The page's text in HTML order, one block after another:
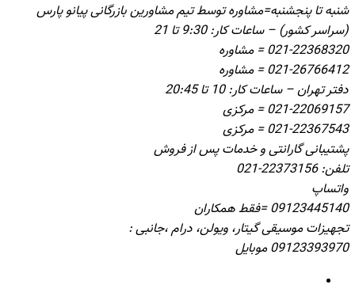
شنبه تا پنجشنبه=مشاوره توسط تیم مشاورین بازرگانی پیانو پارس
(سراسر کشور) – ساعات کار: 9:30 تا 21
021-22368320 = مشاوره
021-26766412 = مشاوره
دفتر تهران – ساعات کار: 10 تا 20:45
021-22069157 = مرکزی
021-22367543 = مرکزی
پشتیبانی گارانتی و خدمات پس از فروش
تلفن: 22373156-021
واتساپ
09123445140 =فقط همکاران
تجهیزات موسیقی گیتار، ویولن، درام ،جانبی :
09123393970 موبایل